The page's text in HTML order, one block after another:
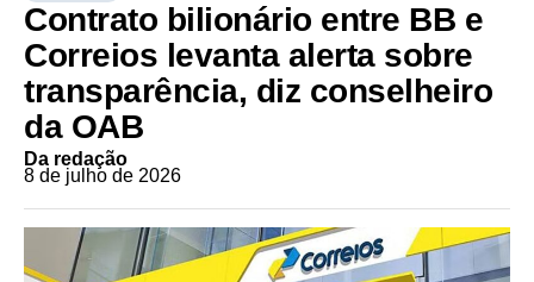
Contrato bilionário entre BB e
Correios levanta alerta sobre
transparência, diz conselheiro
da OAB
Da redação
8 de julho de 2026